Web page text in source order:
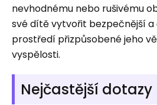
nevhodnému nebo rušivému
své dítě vytvořit bezpečnější
prostředí přizpůsobené jeho
vyspělosti.
Nejčastější dotazy